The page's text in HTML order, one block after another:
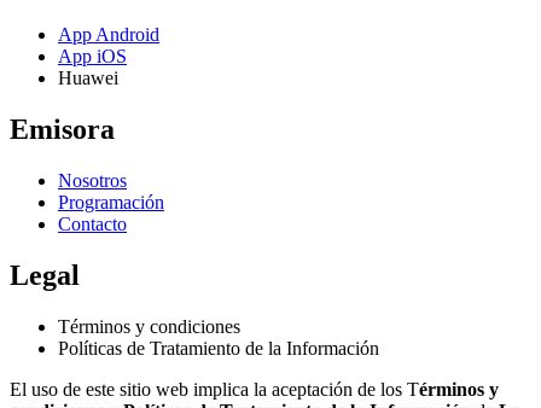
App Android
App iOS
Huawei
Emisora
Nosotros
Programación
Contacto
Legal
Términos y condiciones
Políticas de Tratamiento de la Información
El uso de este sitio web implica la aceptación de los Términos y